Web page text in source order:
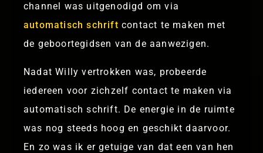
channel was uitgenodigd om via
automatisch schrift contact te maken met
de geboortegidsen van de aanwezigen.
Nadat Willy vertrokken was, probeerde
iedereen voor zichzelf contact te maken via
automatisch schrift. De energie in de ruimte
was nog steeds hoog en geschikt daarvoor.
En zo was ik er getuige van dat een van hen